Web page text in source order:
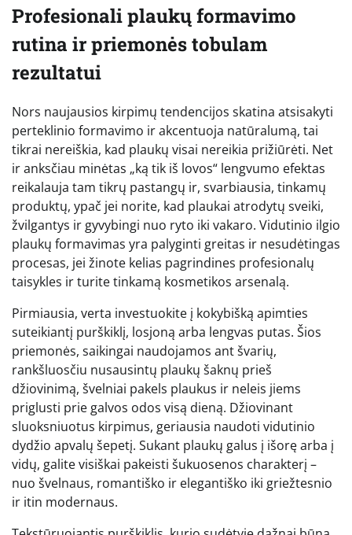
Profesionali plaukų formavimo
rutina ir priemonės tobulam
rezultatui
Nors naujausios kirpimų tendencijos skatina atsisakyti
perteklinio formavimo ir akcentuoja natūralumą, tai
tikrai nereiškia, kad plaukų visai nereikia prižiūrėti. Net
ir anksčiau minėtas „ką tik iš lovos“ lengvumo efektas
reikalauja tam tikrų pastangų ir, svarbiausia, tinkamų
produktų, ypač jei norite, kad plaukai atrodytų sveiki,
žvilgantys ir gyvybingi nuo ryto iki vakaro. Vidutinio ilgio
plaukų formavimas yra palyginti greitas ir nesudėtingas
procesas, jei žinote kelias pagrindines profesionalų
taisykles ir turite tinkamą kosmetikos arsenalą.
Pirmiausia, verta investuokite į kokybišką apimties
suteikiantį purškiklį, losjoną arba lengvas putas. Šios
priemonės, saikingai naudojamos ant švarių,
rankšluosčiu nusausintų plaukų šaknų prieš
džiovinimą, švelniai pakels plaukus ir neleis jiems
priglusti prie galvos odos visą dieną. Džiovinant
sluoksniuotus kirpimus, geriausia naudoti vidutinio
dydžio apvalų šepetį. Sukant plaukų galus į išorę arba į
vidų, galite visiškai pakeisti šukuosenos charakterį –
nuo švelnaus, romantiško ir elegantiško iki griežtesnio
ir itin modernaus.